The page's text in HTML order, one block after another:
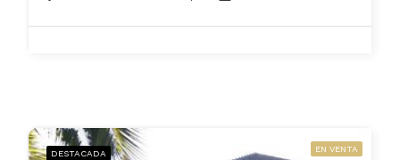
DESTACADA EN VENTA